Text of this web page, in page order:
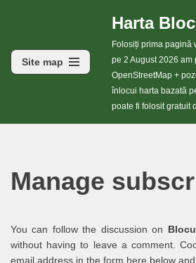
la
conținut
Site map
Harta
Folosiți prima pagină
pe 2 August 2026 am
OpenStreetMap +
înlocui harta bazată
poate fi folosit gratuit
Manage
You can follow the discussion on
without having to leave a comment.
email address in the form here below and